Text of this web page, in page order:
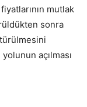
mutlak
sonra
açılması